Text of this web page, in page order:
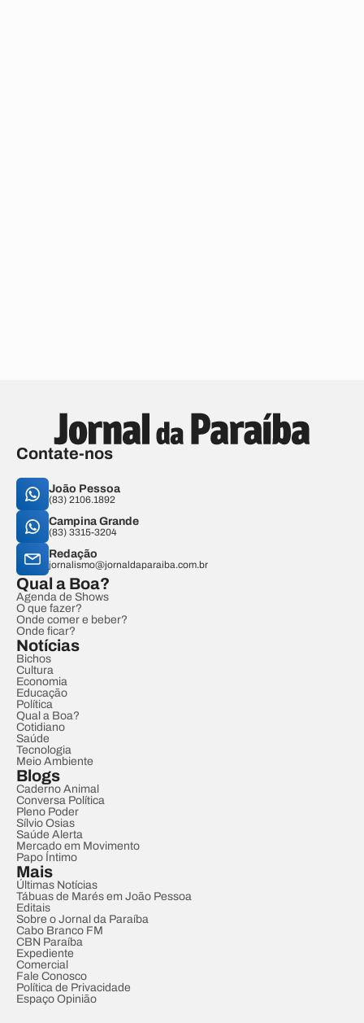
Contate-nos
João Pessoa
(83) 2106.1892
Campina Grande
(83) 3315-3204
Redação
jornalismo@jornaldaparaiba.com.br
Qual a Boa?
Agenda de Shows
O que fazer?
Onde comer e beber?
Onde ficar?
Notícias
Bichos
Cultura
Economia
Educação
Política
Qual a Boa?
Cotidiano
Saúde
Tecnologia
Meio Ambiente
Blogs
Caderno Animal
Conversa Política
Pleno Poder
Sílvio Osias
Saúde Alerta
Mercado em Movimento
Papo Íntimo
Mais
Últimas Notícias
Tábuas de Marés em João Pessoa
Editais
Sobre o Jornal da Paraíba
Cabo Branco FM
CBN Paraíba
Expediente
Comercial
Fale Conosco
Política de Privacidade
Espaço Opinião